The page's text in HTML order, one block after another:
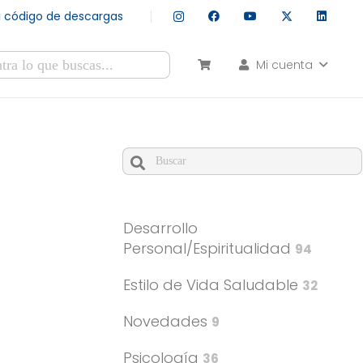
código de descargas
Mi cuenta
Desarrollo
Personal/Espiritualidad 94
Estilo de Vida Saludable 32
Novedades 9
Psicología 36